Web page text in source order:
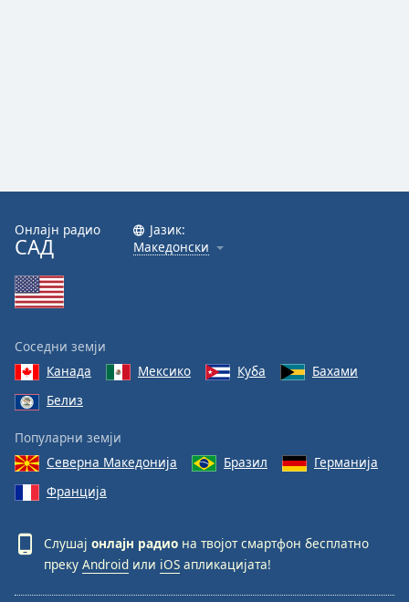
Онлајн радио
САД
Јазик:
Македонски
Соседни земји
Канада
Мексико Куба
Бахами
Белиз
Популарни земји
Северна Македонија
Бразил
Германија
Франција
Слушај онлајн радио на твојот смартфон бесплатно
преку Android или iOS апликацијата!